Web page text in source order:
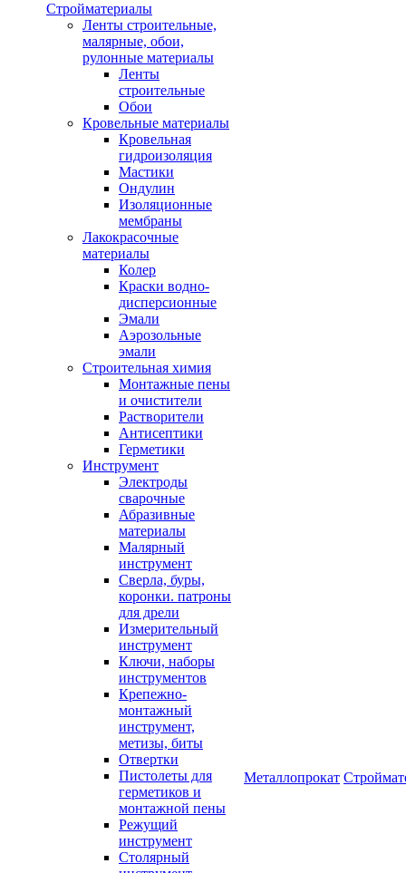
Стройматериалы
Ленты строительные,
малярные, обои,
рулонные материалы
Ленты
строительные
Обои
Кровельные материалы
Кровельная
гидроизоляция
Мастики
Ондулин
Изоляционные
мембраны
Лакокрасочные
материалы
Колер
Краски водно-
дисперсионные
Эмали
Аэрозольные
эмали
Строительная химия
Монтажные пены
и очистители
Растворители
Антисептики
Герметики
Инструмент
Электроды
сварочные
Абразивные
материалы
Малярный
инструмент
Сверла, буры,
коронки. патроны
для дрели
Измерительный
инструмент
Ключи, наборы
инструментов
Крепежно-
монтажный
инструмент,
метизы, биты
Отвертки
Пистолеты для
герметиков и
монтажной пены
Режущий
инструмент
Столярный
Металлопрокат